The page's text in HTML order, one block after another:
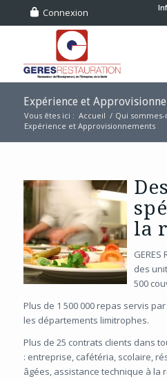
Connexion
Expérience et
Vous êtes ici : Accueil / Qui sommes-
Expérience et Approvisionnements
Des
la
des
500
Plus de 1 500 000 repas servis
les départements limitrophes.
Plus de 25 contrats clients dans
: entreprise, cafétéria, scolaire,
âgées, assistance technique à la